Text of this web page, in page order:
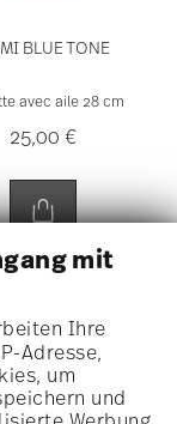
mit
Ihre
Adresse,
um
und
BLUE TONE
avec aile 28 cm
25,00 €